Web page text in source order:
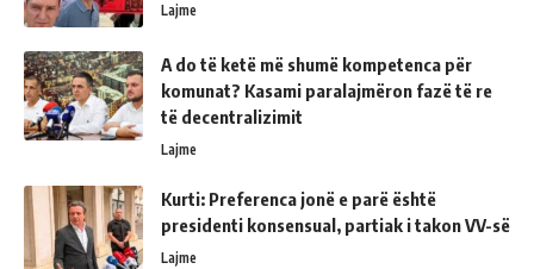
Lajme
A do të ketë më shumë kompetenca për
komunat? Kasami paralajmëron fazë të re
të decentralizimit
Lajme
Kurti: Preferenca jonë e parë është
presidenti konsensual, partiak i takon VV-së
Lajme